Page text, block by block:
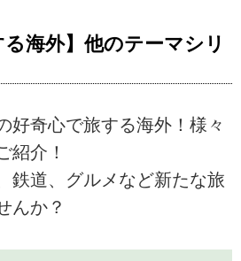
ラ
ム
の歩
ー
画ツ
アー
人で
難
歴
りな
ツーリズム
海外旅行はいつか
安心して海外旅行
を楽しめる日を期
る海外】他のテーマシリ
好奇心で旅する海外！様々
紹介！
鉄道、グルメなど新たな旅
んか？